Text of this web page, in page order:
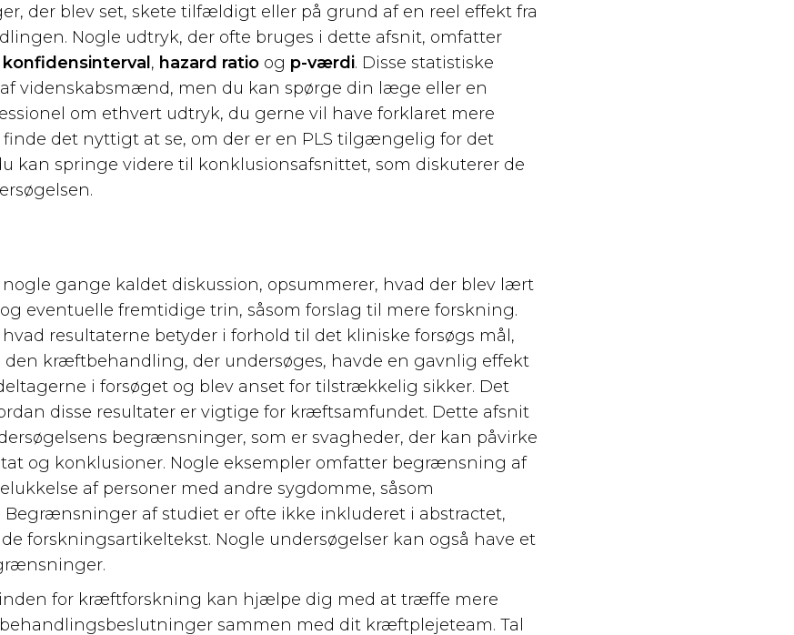
der blev set, skete tilfældigt eller på grund af en reel effekt fra
Nogle udtryk, der ofte bruges i dette afsnit, omfatter
konfidensinterval , hazard ratioog p-værdi. Disse statistiske
videnskabsmænd, men du kan spørge din læge eller en
om ethvert udtryk, du gerne vil have forklaret mere
det nyttigt at se, om der er en PLS tilgængelig for det
kan springe videre til konklusionsafsnittet, som diskuterer de
gange kaldet diskussion, opsummerer, hvad der blev lært
eventuelle fremtidige trin, såsom forslag til mere forskning.
resultaterne betyder i forhold til det kliniske forsøgs mål,
den kræftbehandling, der undersøges, havde en gavnlig effekt
i forsøget og blev anset for tilstrækkelig sikker. Det
disse resultater er vigtige for kræftsamfundet. Dette afsnit
begrænsninger, som er svagheder, der kan påvirke
og konklusioner. Nogle eksempler omfatter begrænsning af
af personer med andre sygdomme, såsom
Begrænsninger af studiet er ofte ikke inkluderet i abstractet,
forskningsartikeltekst. Nogle undersøgelser kan også have et
inden for kræftforskning kan hjælpe dig med at træffe mere
sammen med dit kræftplejeteam. Tal